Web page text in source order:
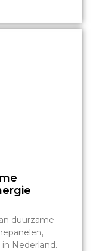
duurzame
Nederland.